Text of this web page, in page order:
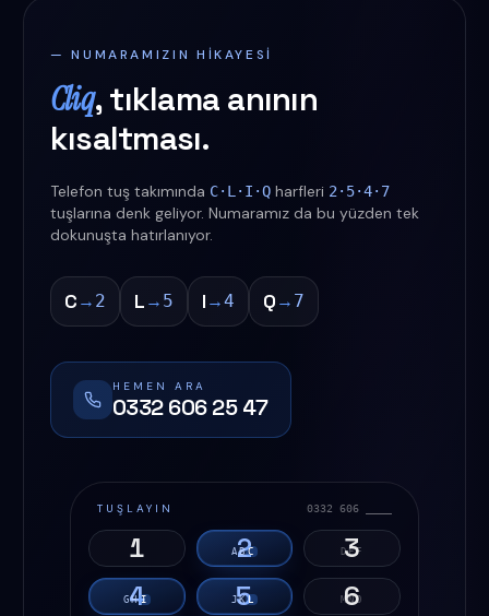
— NUMARAMIZIN HIKAYESI
Cliq, tıklama anının
kısaltması.
Telefon tuş takımında C·L·I·Q harfleri 2·5·4·7
tuşlarına denk geliyor. Numaramız da bu yüzden tek
dokunuşta hatırlanıyor.
C→ 2 L→ 5 I→4 Q→ 7
HEMEN ARA
0332 606 25 47
TUŞLAYIN 0332 606 ____
1 2
AB C 3
DEF
4
GH I 5
JK L 6
MNO